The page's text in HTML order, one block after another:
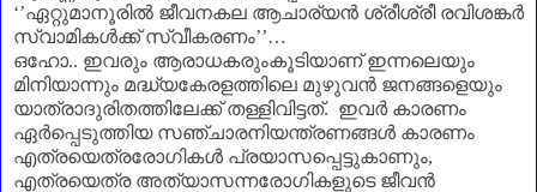
‘’ഏറ്റുമാനൂരിൽ ജീവനകല ആചാര്യൻ ശ്രീശ്രീ രവിശങ്കർ
സ്വാമികൾക്ക് സ്വീകരണം’’…
ഒഹോ.. ഇവരും ആരാധകരുംകൂടിയാണ്‌ ഇന്നലെയും
മിനിയാന്നും മദ്ധ്യകേരളത്തിലെ മുഴുവൻ ജനങ്ങളെയും
യാത്രാദുരിതത്തിലേക്ക് തള്ളിവിട്ടത്. ഇവർ കാരണം
ഏർപ്പെടുത്തിയ സഞ്ചാരനിയന്ത്രണങ്ങൾ കാരണം
എത്രയെത്രരോഗികൾ പ്രയാസപ്പെട്ടുകാണും,
എത്രയെത്ര അത്യാസന്നരോഗികളുടെ ജീവൻ